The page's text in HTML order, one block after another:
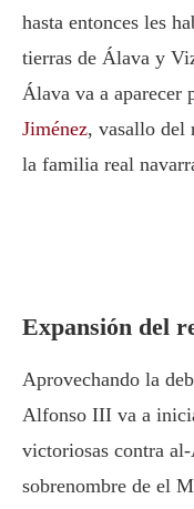
hasta entonces les
tierras de Álava y
Álava va a aparecer
Jiménez, vasallo del
la familia real
Expansión del
Aprovechando la
Alfonso III va a
victoriosas contra
sobrenombre de el